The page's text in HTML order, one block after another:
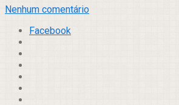
Nenhum comentário
Facebook